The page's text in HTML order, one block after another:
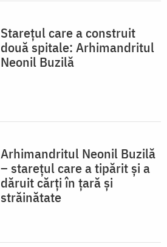
Starețul care a construit
două spitale: Arhimandritul
Neonil Buzilă
Arhimandritul Neonil Buzilă
– starețul care a tipărit și a
dăruit cărți în țară și
străinătate